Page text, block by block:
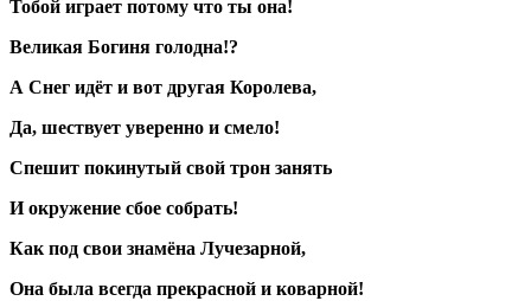
Тобой играет потому что ты она!
Великая Богиня голодна!?
А Снег идёт и вот другая Королева,
Да, шествует уверенно и смело!
Спешит покинутый свой трон занять
И окружение сбое собрать!
Как под свои знамёна Лучезарной,
Она была всегда прекрасной и коварной!